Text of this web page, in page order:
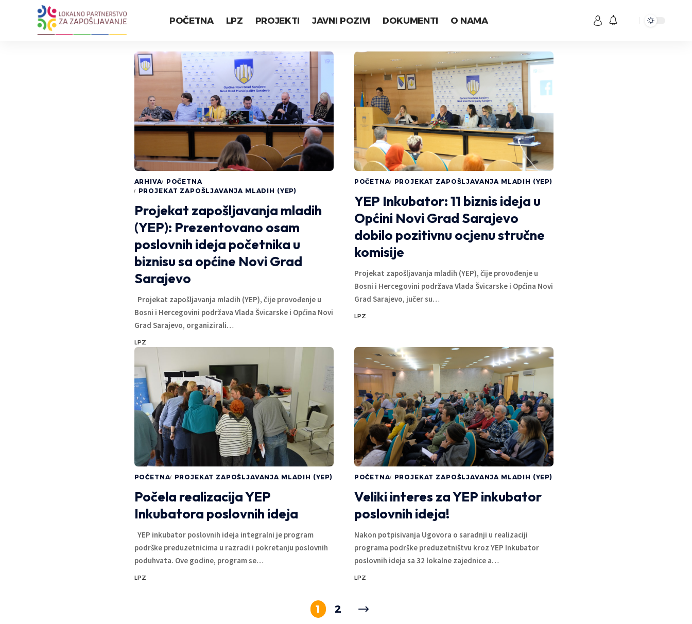
POČETNA LPZ PROJEKTI JAVNI POZIVI DOKUMENTI O NAMA
ARHIVA
POČETNA
PROJEKAT ZAPOŠLJAVANJA MLADIH (YEP)
Projekat zapošljavanja mladih
(YEP): Prezentovano osam
poslovnih ideja početnika u
biznisu sa općine Novi Grad
Sarajevo
Projekat zapošljavanja mladih (YEP), čije provođenje u
Bosni i Hercegovini podržava Vlada Švicarske i Općina Novi
Grad Sarajevo, organizirali…
LPZ
POČETNA PROJEKAT ZAPOŠLJAVANJA MLADIH (YEP)
YEP Inkubator: 11 biznis ideja u
Općini Novi Grad Sarajevo
dobilo pozitivnu ocjenu stručne
komisije
Projekat zapošljavanja mladih (YEP), čije provođenje u
Bosni i Hercegovini podržava Vlada Švicarske i Općina Novi
Grad Sarajevo, jučer su…
LPZ
POČETNA PROJEKAT ZAPOŠLJAVANJA MLADIH (YEP)
Počela realizacija YEP
Inkubatora poslovnih ideja
YEP inkubator poslovnih ideja integralni je program
podrške preduzetnicima u razradi i pokretanju poslovnih
poduhvata. Ove godine, program se…
LPZ
POČETNA PROJEKAT ZAPOŠLJAVANJA MLADIH (YEP)
Veliki interes za YEP inkubator
poslovnih ideja!
Nakon potpisivanja Ugovora o saradnji u realizaciji
programa podrške preduzetništvu kroz YEP Inkubator
poslovnih ideja sa 32 lokalne zajednice a…
LPZ
1 2